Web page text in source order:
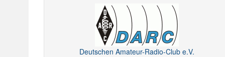
Deutschen Amateur-Radio-Club e.V.